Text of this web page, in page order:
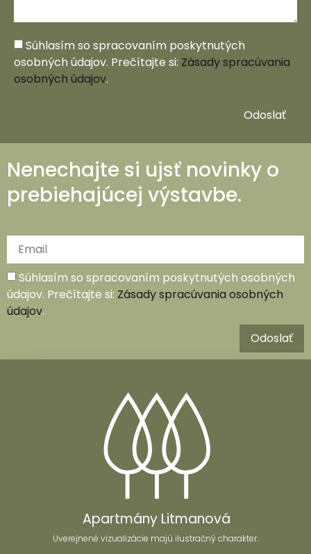
Súhlasím so spracovaním poskytnutých
osobných údajov. Prečítajte si: Zásady spracúvania
osobných údajov.
Odoslať
Nenechajte si ujsť novinky o
prebiehajúcej výstavbe.
Súhlasím so spracovaním poskytnutých osobných
údajov. Prečítajte si: Zásady spracúvania osobných
údajov.
Odoslať
Apartmány Litmanová
Uverejnené vizualizácie majú ilustračný charakter.